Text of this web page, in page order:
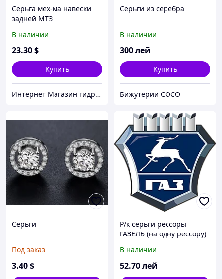
Серьга мех-ма навески
задней МТЗ
В наличии
23.30$
Купить
Интернет Магазин гидравлических узлов
Серьги из серебра
В наличии
300лей
Купить
Бижутерии COCO
Серьги
Под заказ
3.40$
Р/к серьги рессоры
ГАЗЕЛЬ (на одну рессору)
В наличии
52.70лей